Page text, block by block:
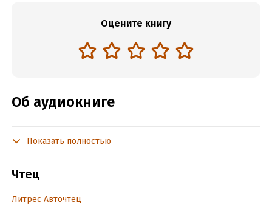
Оцените книгу
Об аудиокниге
Подробная информация
Дата поступления:
Показать полностью
Чтец
Литрес Авточтец